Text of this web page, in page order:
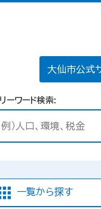
大仙市公式
ーワード検索
一覧から探す